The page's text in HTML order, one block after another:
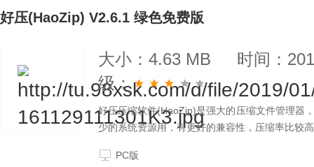
好压(HaoZip) V2.6.1 绿色免费版
大小：4.63 MB
时间：
级：
好压压缩软件(HaoZip)是强大的压缩文件管理器
少的系统资源用，有更好的兼容性，压缩率比较
PC版